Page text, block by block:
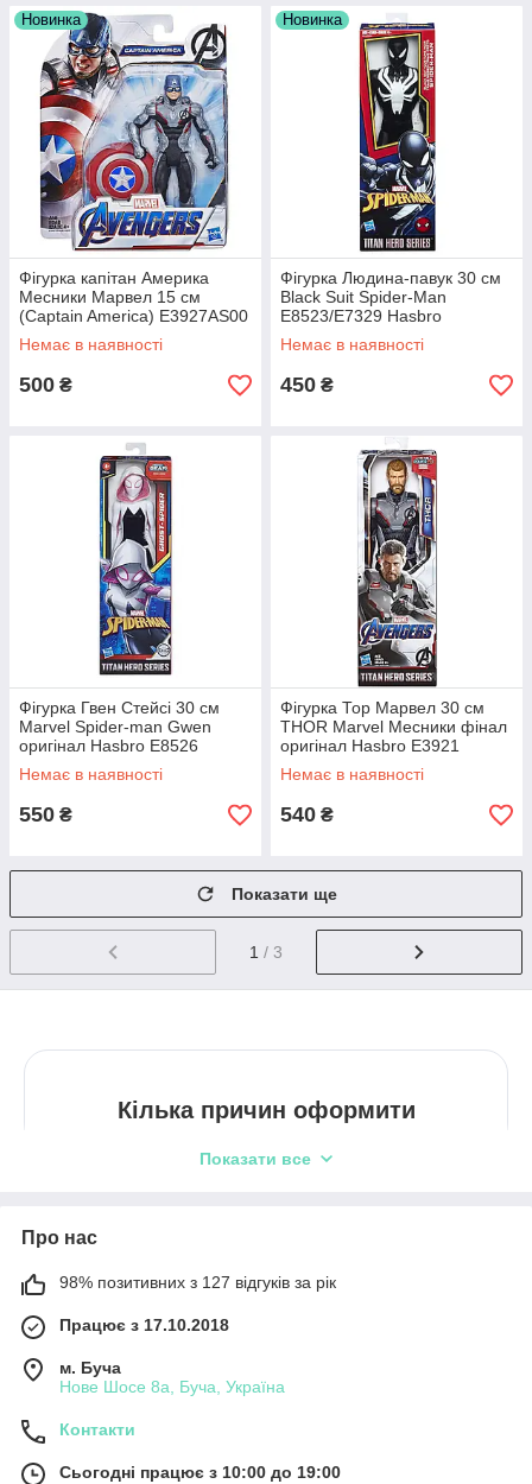
Новинка
Фігурка капітан Америка
Месники Марвел 15 см
(Captain America) E3927AS00
Hasbro
Немає в наявності
500 ₴
Новинка
Фігурка Людина-павук 30 см
Black Suit Spider-Man
E8523/E7329 Hasbro
Немає в наявності
450 ₴
Фігурка Гвен Стейсі 30 см
Marvel Spider-man Gwen
оригінал Hasbro E8526
Немає в наявності
550 ₴
Фігурка Тор Марвел 30 см
THOR Marvel Месники фінал
оригінал Hasbro E3921
Немає в наявності
540 ₴
Показати ще
1 / 3
Кілька причин оформити
консультанти, які допоможуть з вибором
Показати все
Про нас
98% позитивних з 127 відгуків за рік
Працює з 17.10.2018
м. Буча
Нове Шосе 8а, Буча, Україна
Контакти
Сьогодні працює з 10:00 до 19:00